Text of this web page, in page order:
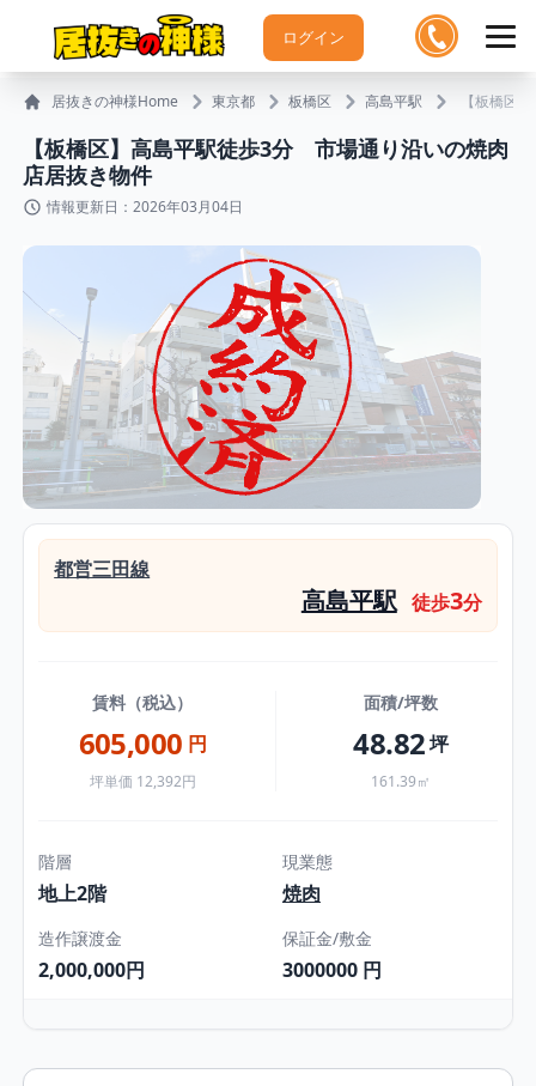
ログイン
居抜きの神様Home 東京都 板橋区 高島平駅 【板橋区
【板橋区】高島平駅徒歩3分 市場通り沿いの焼肉
店居抜き物件
情報更新日：2026年03月04日
都営三田線
高島平駅 徒歩3分
賃料（税込）
605,000 円
坪単価 12,392円
面積/坪数
48.82坪
161.39㎡
階層
地上2階
現業態
焼肉
造作譲渡金
2,000,000円
保証金/敷金
3000000 円